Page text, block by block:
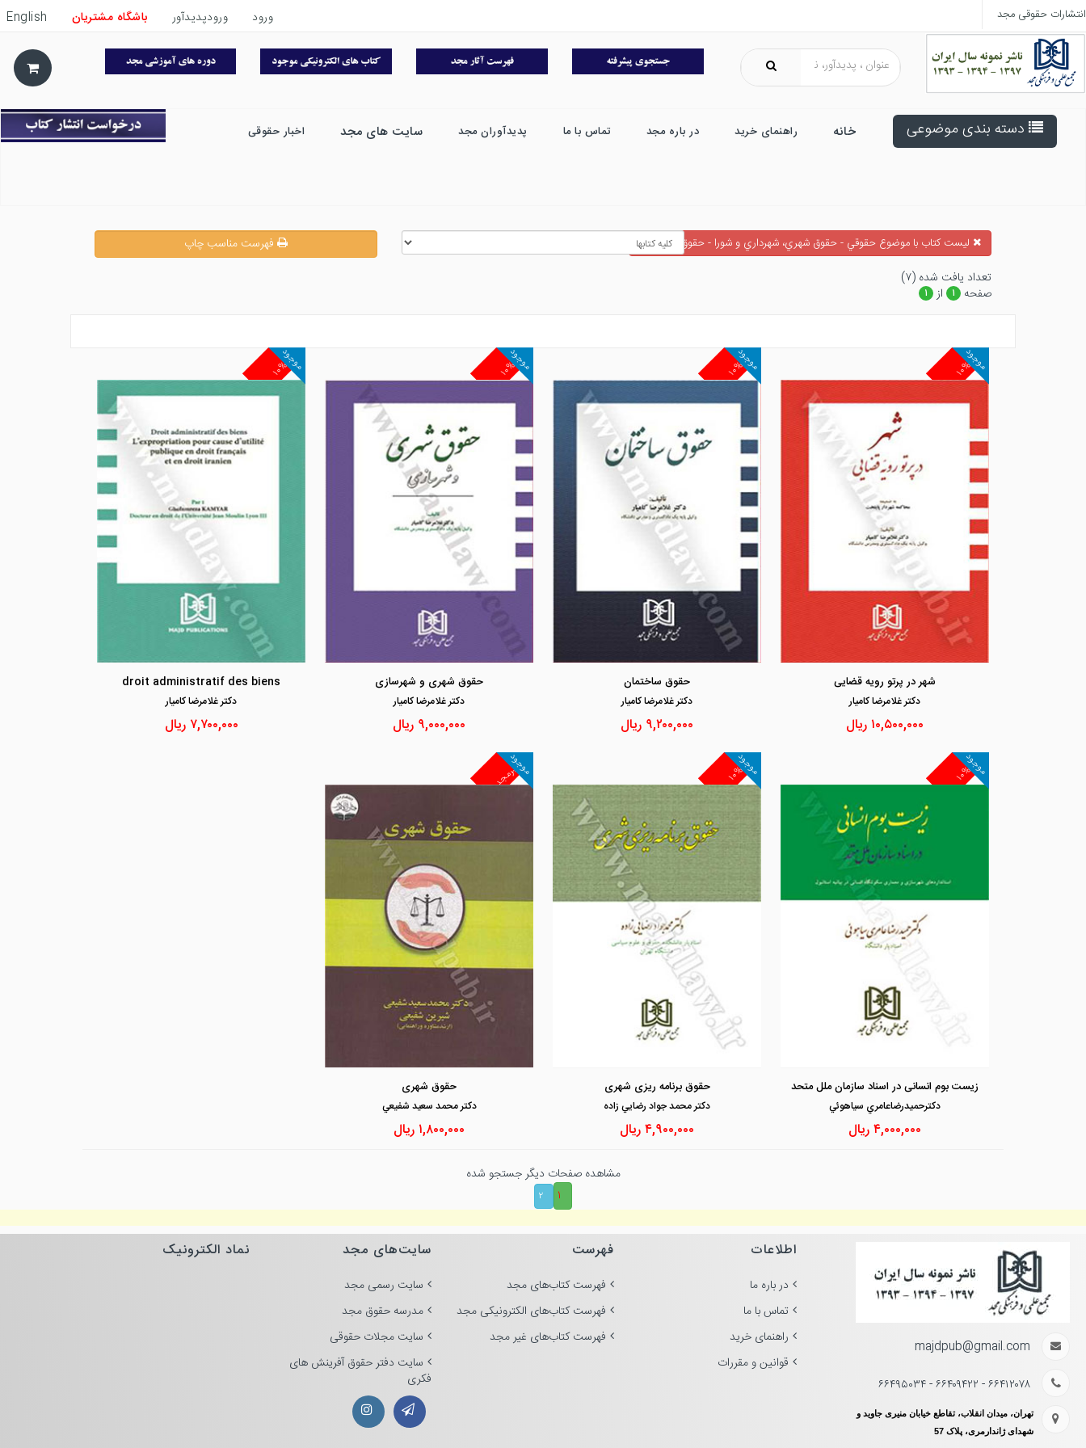
انتشارات حقوقی مجد ورود ورودپدیدآور باشگاه مشتریان English
دسته بندی موضوعی خانه راهنمای خرید در باره مجد تماس با ما پدیدآوران مجد سایت های مجد اخبار حقوقی
ليست كتاب با موضوع حقوقي - حقوق شهري، شهرداري و شورا - حقوق شهرسازي
فهرست مناسب چاپ
تعداد يافت شده (۷)
صفحه
۱ از ۱
۱۰%
موجود
شهر در پرتو رویه قضایی
دكتر غلامرضا كاميار
۱۰,۵۰۰,۰۰۰ ریال
۱۰%
موجود
مشاهده و خرید
حقوق ساختمان
دكتر غلامرضا كاميار
۹,۲۰۰,۰۰۰ ریال
۱۰%
موجود
حقوق شهری و شهرسازی
دكتر غلامرضا كاميار
۹,۰۰۰,۰۰۰ ریال
۱۰%
موجود
droit administratif des biens
دكتر غلامرضا كاميار
۷,۷۰۰,۰۰۰ ریال
۱۰%
موجود
زیست بوم انسانی در اسناد سازمان ملل متحد
دكترحميدرضاعامري سياهوئي
۴,۰۰۰,۰۰۰ریال
۱۰%
موجود
حقوق برنامه ریزی شهری
دكتر محمد جواد رضايي زاده
۴,۹۰۰,۰۰۰ریال
غیرمجد
موجود
حقوق شهری
دكتر محمد سعيد شفيعي
۱,۸۰۰,۰۰۰ ریال
مشاهده صفحات دیگر جستجو شده
۱
۲
majdpub@gmail.com
۶۶۴۱۲۰۷۸ - ۶۶۴۰۹۴۲۲ - ۶۶۴۹۵۰۳۴
تهران، میدان انقلاب، تقاطع خیابان منیری جاوید و
شهدای ژاندارمری، پلاک 57
اطلاعات
در باره ما
تماس با ما
راهنمای خرید
قوانین و مقررات
فهرست
فهرست کتاب‌های مجد
فهرست کتاب‌های الکترونیکی مجد
فهرست کتاب‌های غیر مجد
سایت‌های مجد
سایت رسمی مجد
مدرسه حقوق مجد
سایت مجلات حقوقی
سایت دفتر حقوق آفرینش های
فکری
نماد الکترونیک